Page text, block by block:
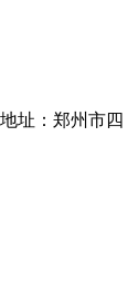
址：郑州市四